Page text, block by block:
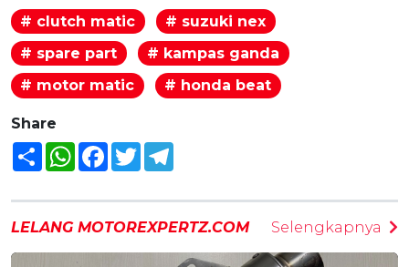
# clutch matic
# suzuki nex
# spare part
# kampas ganda
# motor matic
# honda beat
Share
Share WhatsAppFacebook
Twitter
LELANG MOTOREXPERTZ.COM Selengkapnya